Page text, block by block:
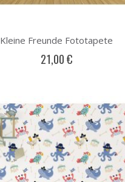
Kleine Freunde Fototapete
21,00 €